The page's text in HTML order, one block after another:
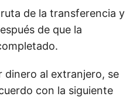
de la transferencia y
de que la
dinero al extranjero, se
con la siguiente